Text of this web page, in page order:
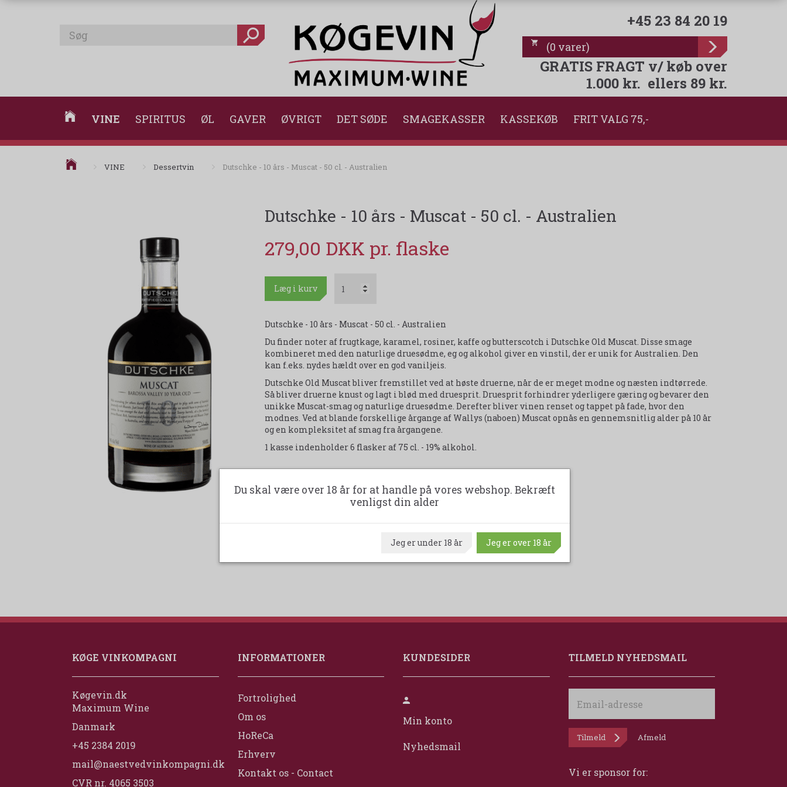
+45 23 84 20 19
(0 varer)
GRATIS FRAGT v/ køb over
1.000 kr. ellers 89 kr.
VINE SPIRITUS ØL GAVER ØVRIGT DET SØDE SMAGEKASSER KASSEKØB FRIT VALG 75,-
VINE Dessertvin Dutschke - 10 års - Muscat - 50 cl. - Australien
Dutschke - 10 års - Muscat - 50 cl. - Australien
279,00 DKK
Læg i kurv
Dutschke - 10 års - Muscat - 50 cl. - Australien
Du finder noter af frugtkage, karamel, rosiner, kaffe og butterscotch i Dutschke Old Muscat. Disse smage
kombineret med den naturlige druesødme, eg og alkohol giver en vinstil, der er unik for Australien. Den
kan f.eks. nydes hældt over en god vaniljeis.
Dutschke Old Muscat bliver fremstillet ved at høste druerne, når de er meget modne og næsten indtørrede.
Så bliver druerne knust og lagt i blød med druesprit. Druesprit forhindrer yderligere gæring og bevarer den
unikke Muscat-smag og naturlige druesødme. Derefter bliver vinen renset og tappet på fade, hvor den
modnes. Ved at blande forskellige årgange af Wallys (naboen) Muscat opnås en gennemsnitlig alder på 10 år
og en kompleksitet af smag fra årgangene.
1 kasse indenholder 6 flasker af 75 cl. - 19% alkohol.
Udskriv produktark
KØGE VINKOMPAGNI
Køgevin.dk
Maximum Wine
Danmark
+45 2384 2019
mail@naestvedvinkompagni.dk
CVR nr. 4065 3503
INFORMATIONER
Fortrolighed
Om os
HoReCa
Erhverv
Kontakt os - Contact
KUNDESIDER
Min konto
Nyhedsmail
TILMELD NYHEDSMAIL
adresse
Tilmeld Afmeld
Vi er sponsor for:
Du skal være over 18 år for at handle på vores webshop. Bekræft
venligst din alder
Jeg er under 18 år Jeg er over 18 år